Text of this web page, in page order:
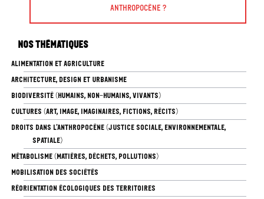
Anthropocène ?
Nos thématiques
ALIMENTATION ET AGRICULTURE
ARCHITECTURE, DESIGN ET URBANISME
BIODIVERSITÉ (HUMAINS, NON-HUMAINS, VIVANTS)
CULTURES (ART, IMAGE, IMAGINAIRES, FICTIONS, RÉCITS)
DROITS DANS L’ANTHROPOCÈNE (JUSTICE SOCIALE, ENVIRONNEMENTALE,
SPATIALE)
MÉTABOLISME (MATIÈRES, DÉCHETS, POLLUTIONS)
MOBILISATION DES SOCIÉTÉS
RÉORIENTATION ÉCOLOGIQUES DES TERRITOIRES